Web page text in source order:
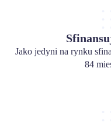
Jako jedyni na rynku
84